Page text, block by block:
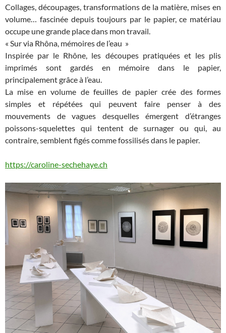
Collages, découpages, transformations de la matière, mises en
volume… fascinée depuis toujours par le papier, ce matériau
occupe une grande place dans mon travail.
« Sur via Rhôna, mémoires de l’eau »
Inspirée par le Rhône, les découpes pratiquées et les plis
imprimés sont gardés en mémoire dans le papier,
principalement grâce à l’eau.
La mise en volume de feuilles de papier crée des formes
simples et répétées qui peuvent faire penser à des
mouvements de vagues desquelles émergent d’étranges
poissons-squelettes qui tentent de surnager ou qui, au
contraire, semblent figés comme fossilisés dans le papier.
https://caroline-sechehaye.ch